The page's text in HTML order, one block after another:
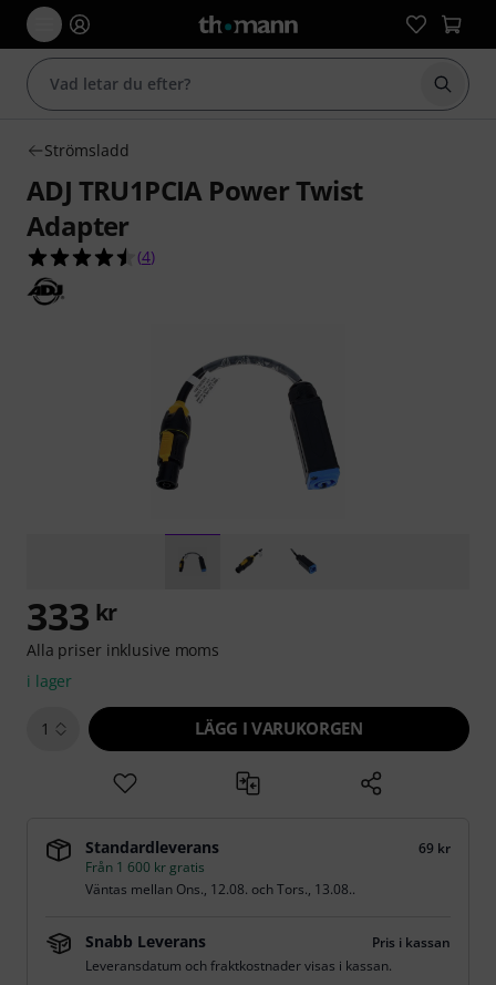
Börja
Strömsladd
ADJ TRU1PCIA Power Twist
Adapter
4.5 av 5 stjärnor från 4 kundbetyg
(4)
333 kr
Alla priser inklusive moms
i lager
1 LÄGG I VARUKORGEN
Standardleverans
69 kr
Från 1 600 kr gratis
Väntas mellan Ons., 12.08. ochTors., 13.08..
Snabb Leverans
Pris i kassan
Leveransdatum och fraktkostnader visas i kassan.